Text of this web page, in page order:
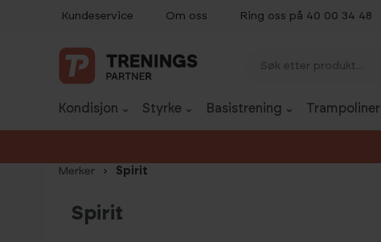
til innhold
Gå til navigasjon
Kundeservice Om oss Ring oss på 40 00 34 48
Kondisjon Styrke Basistrening Trampoliner
Merker Spirit
Spirit